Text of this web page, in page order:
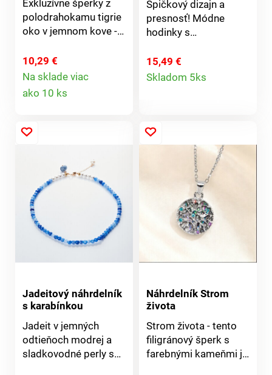
Exkluzívne šperky z
polodrahokamu tigrie
oko v jemnom kove -
S pravým
polodrahokamom. 1
pár. Amélia di Santi.
10,29 €
Na sklade viac
ako 10 ks
Špičkový dizajn a
presnosť! Módne
hodinky s
ručičkami a
elastickým
športové.
15,49 €
Skladom 5ks
Jadeitový náhrdelník
s karabínkou
Jadeit v jemných
odtieňoch modrej a
sladkovodné perly s
Náhrdelník Strom
života
Strom života - tento
filigránový šperk s
farebnými kameňmi je